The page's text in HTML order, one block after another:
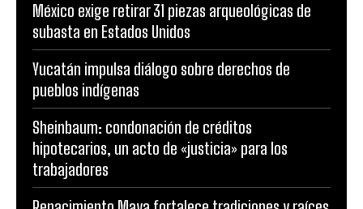
México exige retirar 31 piezas arqueológicas de
subasta en Estados Unidos
Yucatán impulsa diálogo sobre derechos de
pueblos indígenas
Sheinbaum: condonación de créditos
hipotecarios, un acto de «justicia» para los
trabajadores